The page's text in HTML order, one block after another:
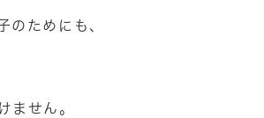
のためにも、
ません。